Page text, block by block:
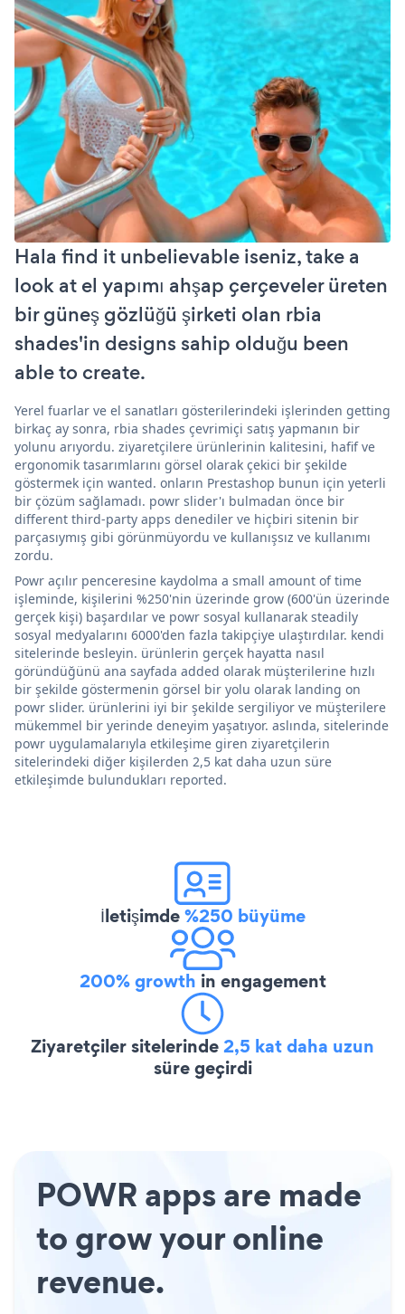
Hala find it unbelievable iseniz, take a
look at el yapımı ahşap çerçeveler üreten
bir güneş gözlüğü şirketi olan rbia
shades'in designs sahip olduğu been
able to create.
Yerel fuarlar ve el sanatları gösterilerindeki işlerinden getting
birkaç ay sonra, rbia shades çevrimiçi satış yapmanın bir
yolunu arıyordu. ziyaretçilere ürünlerinin kalitesini, hafif ve
ergonomik tasarımlarını görsel olarak çekici bir şekilde
göstermek için wanted. onların Prestashop bunun için yeterli
bir çözüm sağlamadı. powr slider'ı bulmadan önce bir
different third-party apps denediler ve hiçbiri sitenin bir
parçasıymış gibi görünmüyordu ve kullanışsız ve kullanımı
zordu.
Powr açılır penceresine kaydolma a small amount of time
işleminde, kişilerini %250'nin üzerinde grow (600'ün üzerinde
gerçek kişi) başardılar ve powr sosyal kullanarak steadily
sosyal medyalarını 6000'den fazla takipçiye ulaştırdılar. kendi
sitelerinde besleyin. ürünlerin gerçek hayatta nasıl
göründüğünü ana sayfada added olarak müşterilerine hızlı
bir şekilde göstermenin görsel bir yolu olarak landing on
powr slider. ürünlerini iyi bir şekilde sergiliyor ve müşterilere
mükemmel bir yerinde deneyim yaşatıyor. aslında, sitelerinde
powr uygulamalarıyla etkileşime giren ziyaretçilerin
sitelerindeki diğer kişilerden 2,5 kat daha uzun süre
etkileşimde bulundukları reported.
İletişimde%250 büyüme
200% growth in engagement
Ziyaretçiler sitelerinde2,5 kat daha uzun
süre geçirdi
POWR apps are made
to grow your online
revenue.